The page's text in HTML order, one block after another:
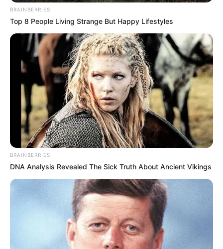
BRAINBERRIES
Top 8 People Living Strange But Happy Lifestyles
BRAINBERRIES
DNA Analysis Revealed The Sick Truth About Ancient Vikings